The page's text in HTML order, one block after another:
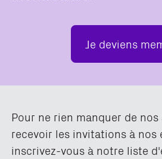
Je deviens
Pour ne rien manquer de
recevoir les invitations à nos
inscrivez-vous à notre liste